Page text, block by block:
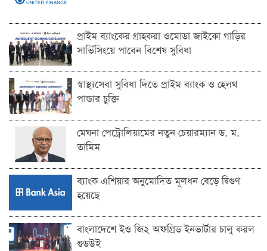
প্রাইম ব্যাংকের গ্রাহকরা ওমোডা জাইকো গাড়ির
সার্ভিসিংয়ে পাবেন বিশেষ সুবিধা
স্বাস্থ্যসেবা সুবিধা দিতে প্রাইম ব্যাংক ও হেলথ
পান্ডার চুক্তি
মেঘনা পেট্রোলিয়ামের নতুন চেয়ারম্যান ড. ম.
তামিম
ব্যাংক এশিয়ার অনুমোদিত মূলধন বেড়ে দ্বিগুণ
হয়েছে
বাংলাদেশে ইও জি২ অফগ্রিড ইনভার্টার চালু করল
গুডউই